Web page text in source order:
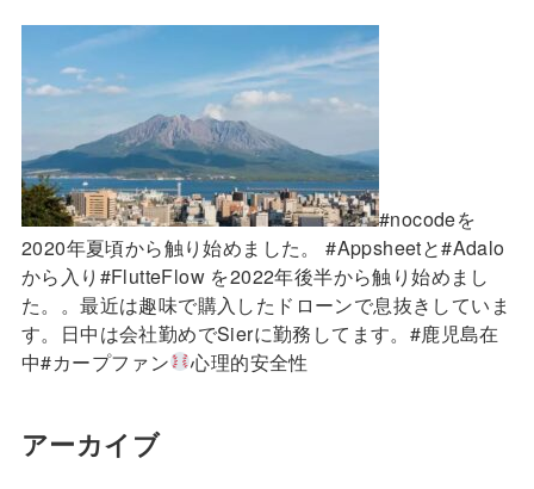
#nocodeを
2020年夏頃から触り始めました。 #Appsheetと#Adalo
から入り#FlutteFlow を2022年後半から触り始めまし
た。。最近は趣味で購入したドローンで息抜きしていま
す。日中は会社勤めでSierに勤務してます。#鹿児島在
中#カープファン
心理的安全性
アーカイブ